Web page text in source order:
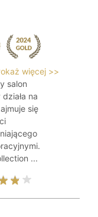
więcej >>
salon
na
się
...